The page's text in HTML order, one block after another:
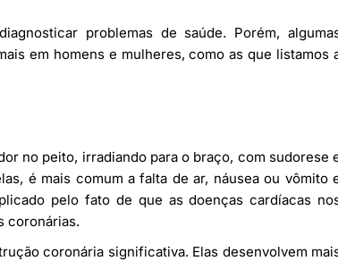
problemas de saúde. Porém,
em homens e mulheres, como as que listamos
no peito, irradiando para o braço, com sudorese
é mais comum a falta de ar, náusea ou vômito
pelo fato de que as doenças cardíacas
coronárias.
coronária significativa. Elas desenvolvem